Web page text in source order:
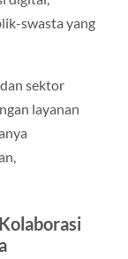
swasta yang
sektor
layanan